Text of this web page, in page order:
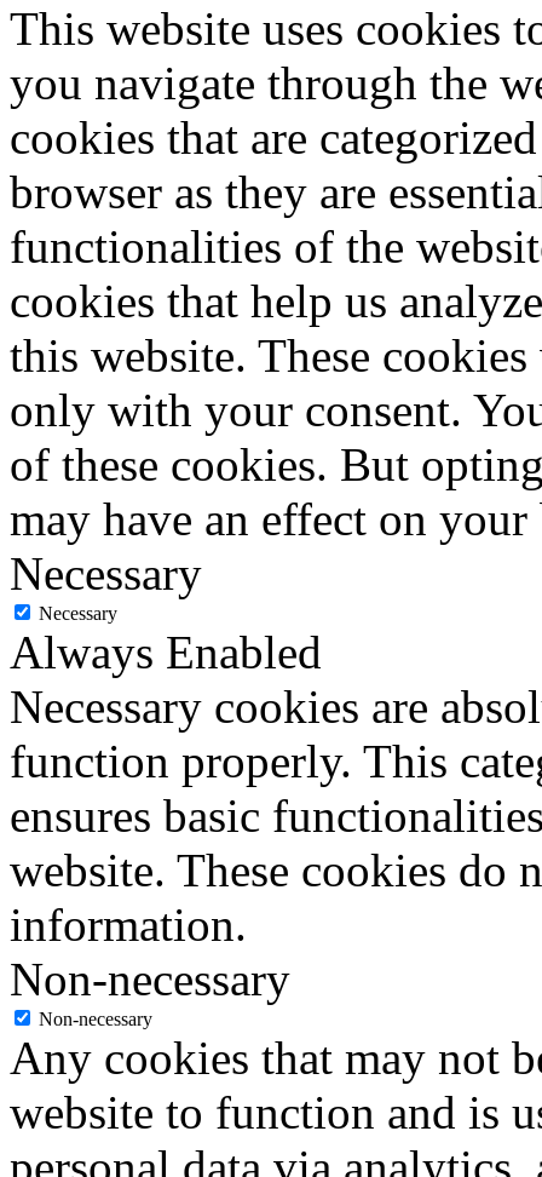
This website uses cookies
you navigate through the
cookies that are
browser as they are
functionalities of the
cookies that help us
this website. These
only with your consent.
of these cookies. But
may have an effect on
Necessary
Necessary
Always Enabled
Necessary cookies are
function properly. This
ensures basic
website. These cookies do
information.
Non-necessary
Non-necessary
Any cookies that may not
website to function and is
personal data via analytics,